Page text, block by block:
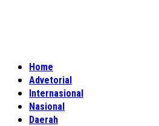
Home
Advetorial
Internasional
Nasional
Daerah